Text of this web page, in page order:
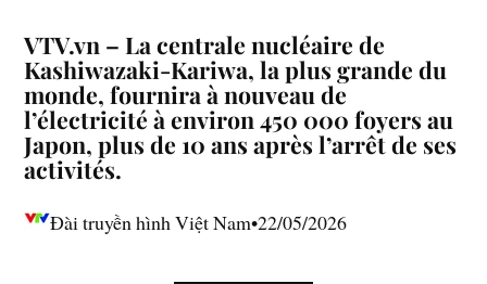
VTV.vn – La centrale nucléaire de
Kashiwazaki-Kariwa, la plus grande du
monde, fournira à nouveau de
l’électricité à environ 450 000 foyers au
Japon, plus de 10 ans après l’arrêt de ses
activités.
Đài truyền hình Việt Nam•22/05/2026